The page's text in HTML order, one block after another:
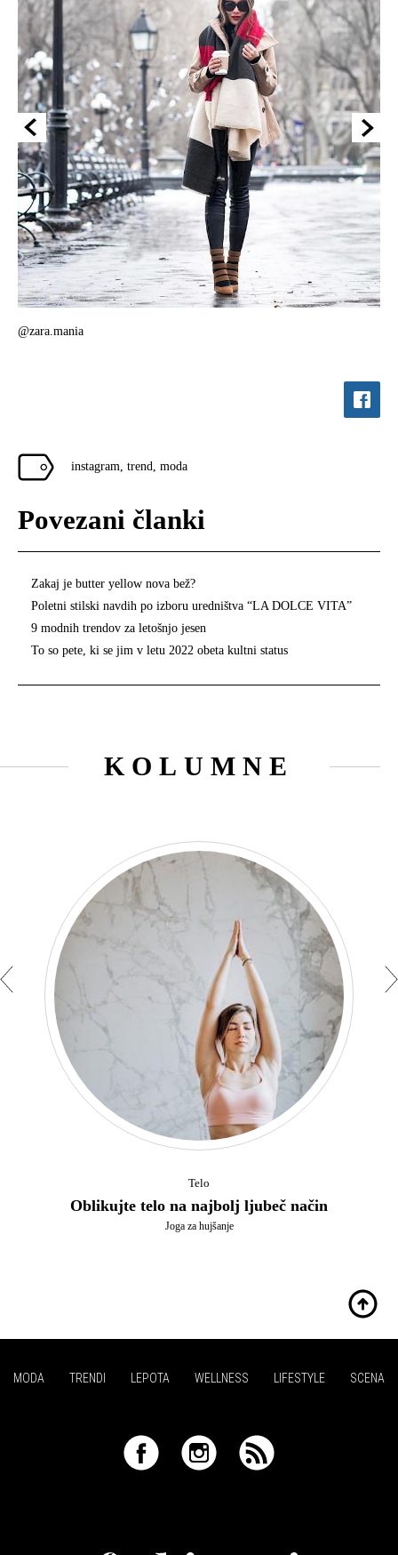
@zara.mania
instagram, trend, moda
Povezani članki
Zakaj je butter yellow nova bež?
Poletni stilski navdih po izboru uredništva “LA DOLCE VITA”
9 modnih trendov za letošnjo jesen
To so pete, ki se jim v letu 2022 obeta kultni status
KOLUMNE
Telo
Oblikujte telo na najbolj ljubeč način
Joga za hujšanje
MODA TRENDI LEPOTA WELLNESS LIFESTYLE SCENA